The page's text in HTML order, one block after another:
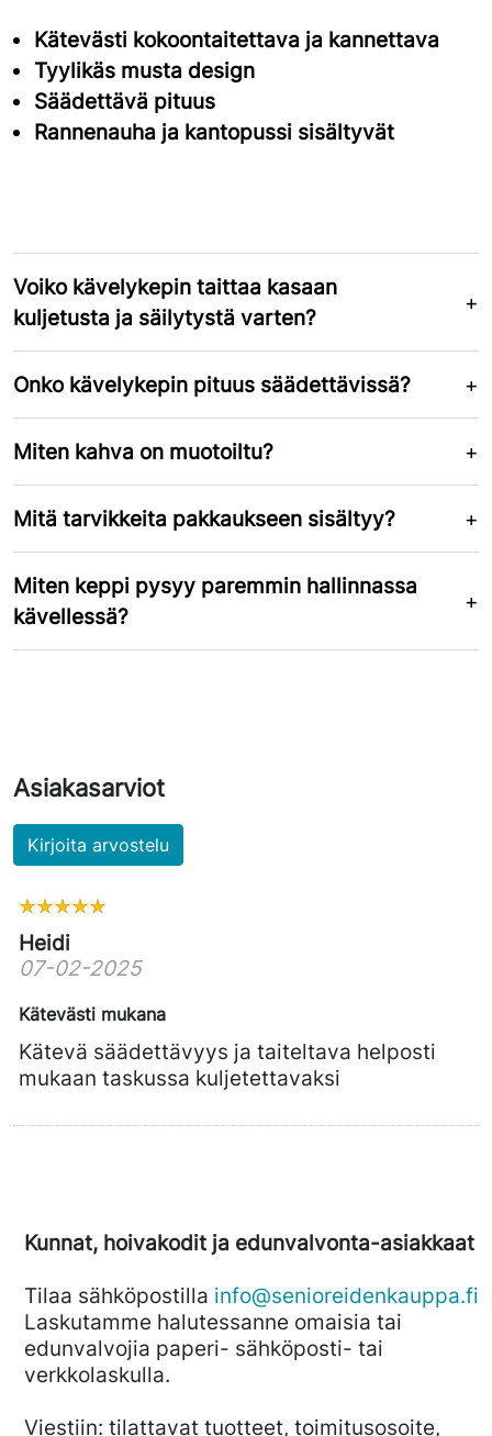
Kätevästi kokoontaitettava ja kannettava
Tyylikäs musta design
Säädettävä pituus
Rannenauha ja kantopussi sisältyvät
Voiko kävelykepin taittaa kasaan
kuljetusta ja säilytystä varten?
Onko kävelykepin pituus säädettävissä?
Miten kahva on muotoiltu?
Mitä tarvikkeita pakkaukseen sisältyy?
Miten keppi pysyy paremmin hallinnassa
kävellessä?
Asiakasarviot
Kirjoita arvostelu
Heidi
07-02-2025
Kätevästi mukana
Kätevä säädettävyys ja taiteltava helposti
mukaan taskussa kuljetettavaksi
Kunnat, hoivakodit ja edunvalvonta-asiakkaat
Tilaa sähköpostilla info@senioreidenkauppa.fi
Laskutamme halutessanne omaisia tai
edunvalvojia paperi- sähköposti- tai
verkkolaskulla.
Viestiin: tilattavat tuotteet, toimitusosoite,